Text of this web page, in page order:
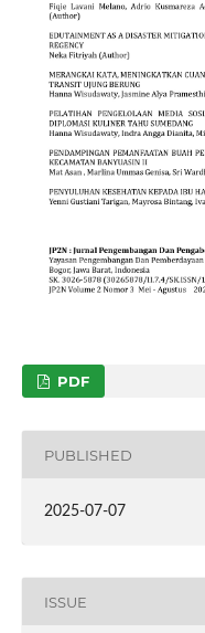
PDF
PUBLISHED
2025-07-07
ISSUE